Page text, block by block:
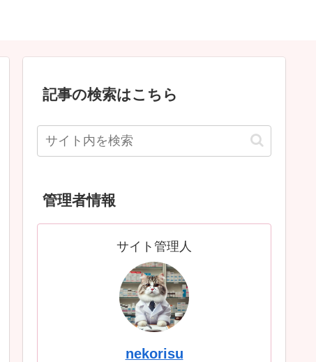
記事の検索はこちら
管理者情報
サイト管理人
nekorisu